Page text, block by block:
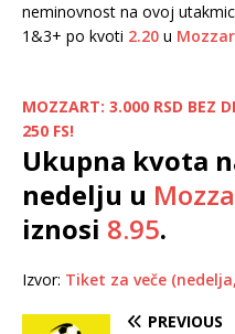
neminovnost na ovoj
1&3+ po kvoti 2.20 u
MOZZART: 3.000 RSD BEZ
250 FS!
Ukupna kvota
nedelju u
iznosi 8.95.
Izvor: Tiket za veče
PREVIOUS